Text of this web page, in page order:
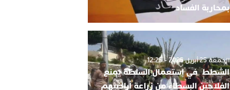
بمحاربة الفساد
الجمعة 25 أبريل 2025 - 12:25
الشطط في استعمال السلطة يمنع
الفلاحين البسطاء من زراعة أراضيهم